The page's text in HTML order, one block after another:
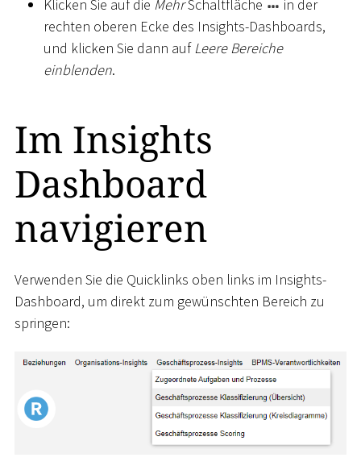
Klicken Sie auf die MehrSchaltfläche
in der
rechten oberen Ecke des Insights-Dashboards,
und klicken Sie dann aufLeere Bereiche
einblenden.
Im Insights
Dashboard
navigieren
Verwenden Sie die Quicklinks oben links im Insights-
Dashboard, um direkt zum gewünschten Bereich zu
springen: